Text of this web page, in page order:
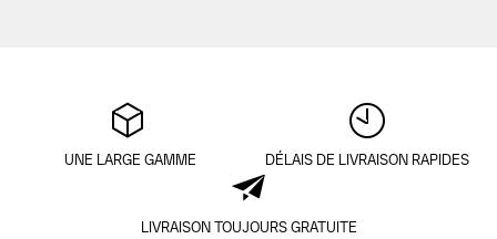
UNE LARGE GAMME DÉLAIS DE LIVRAISON RAPIDES
LIVRAISON TOUJOURS GRATUITE